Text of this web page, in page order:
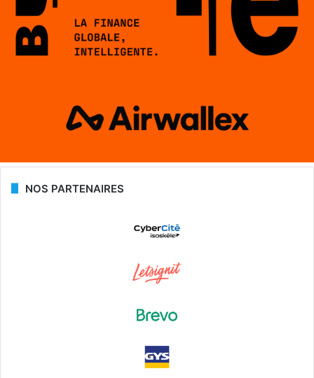
NOS PARTENAIRES